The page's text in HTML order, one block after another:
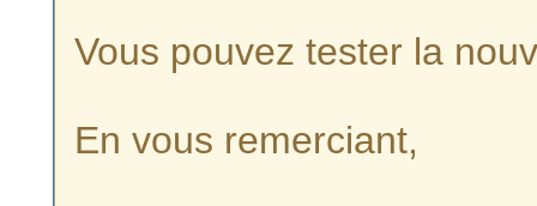
Vous pouvez tester la
En vous remerciant,